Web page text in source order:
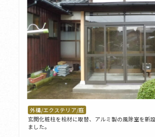
外構/エクステリア/庭
玄関化粧柱を桧材に取替、アルミ製の風除室を新
ました。